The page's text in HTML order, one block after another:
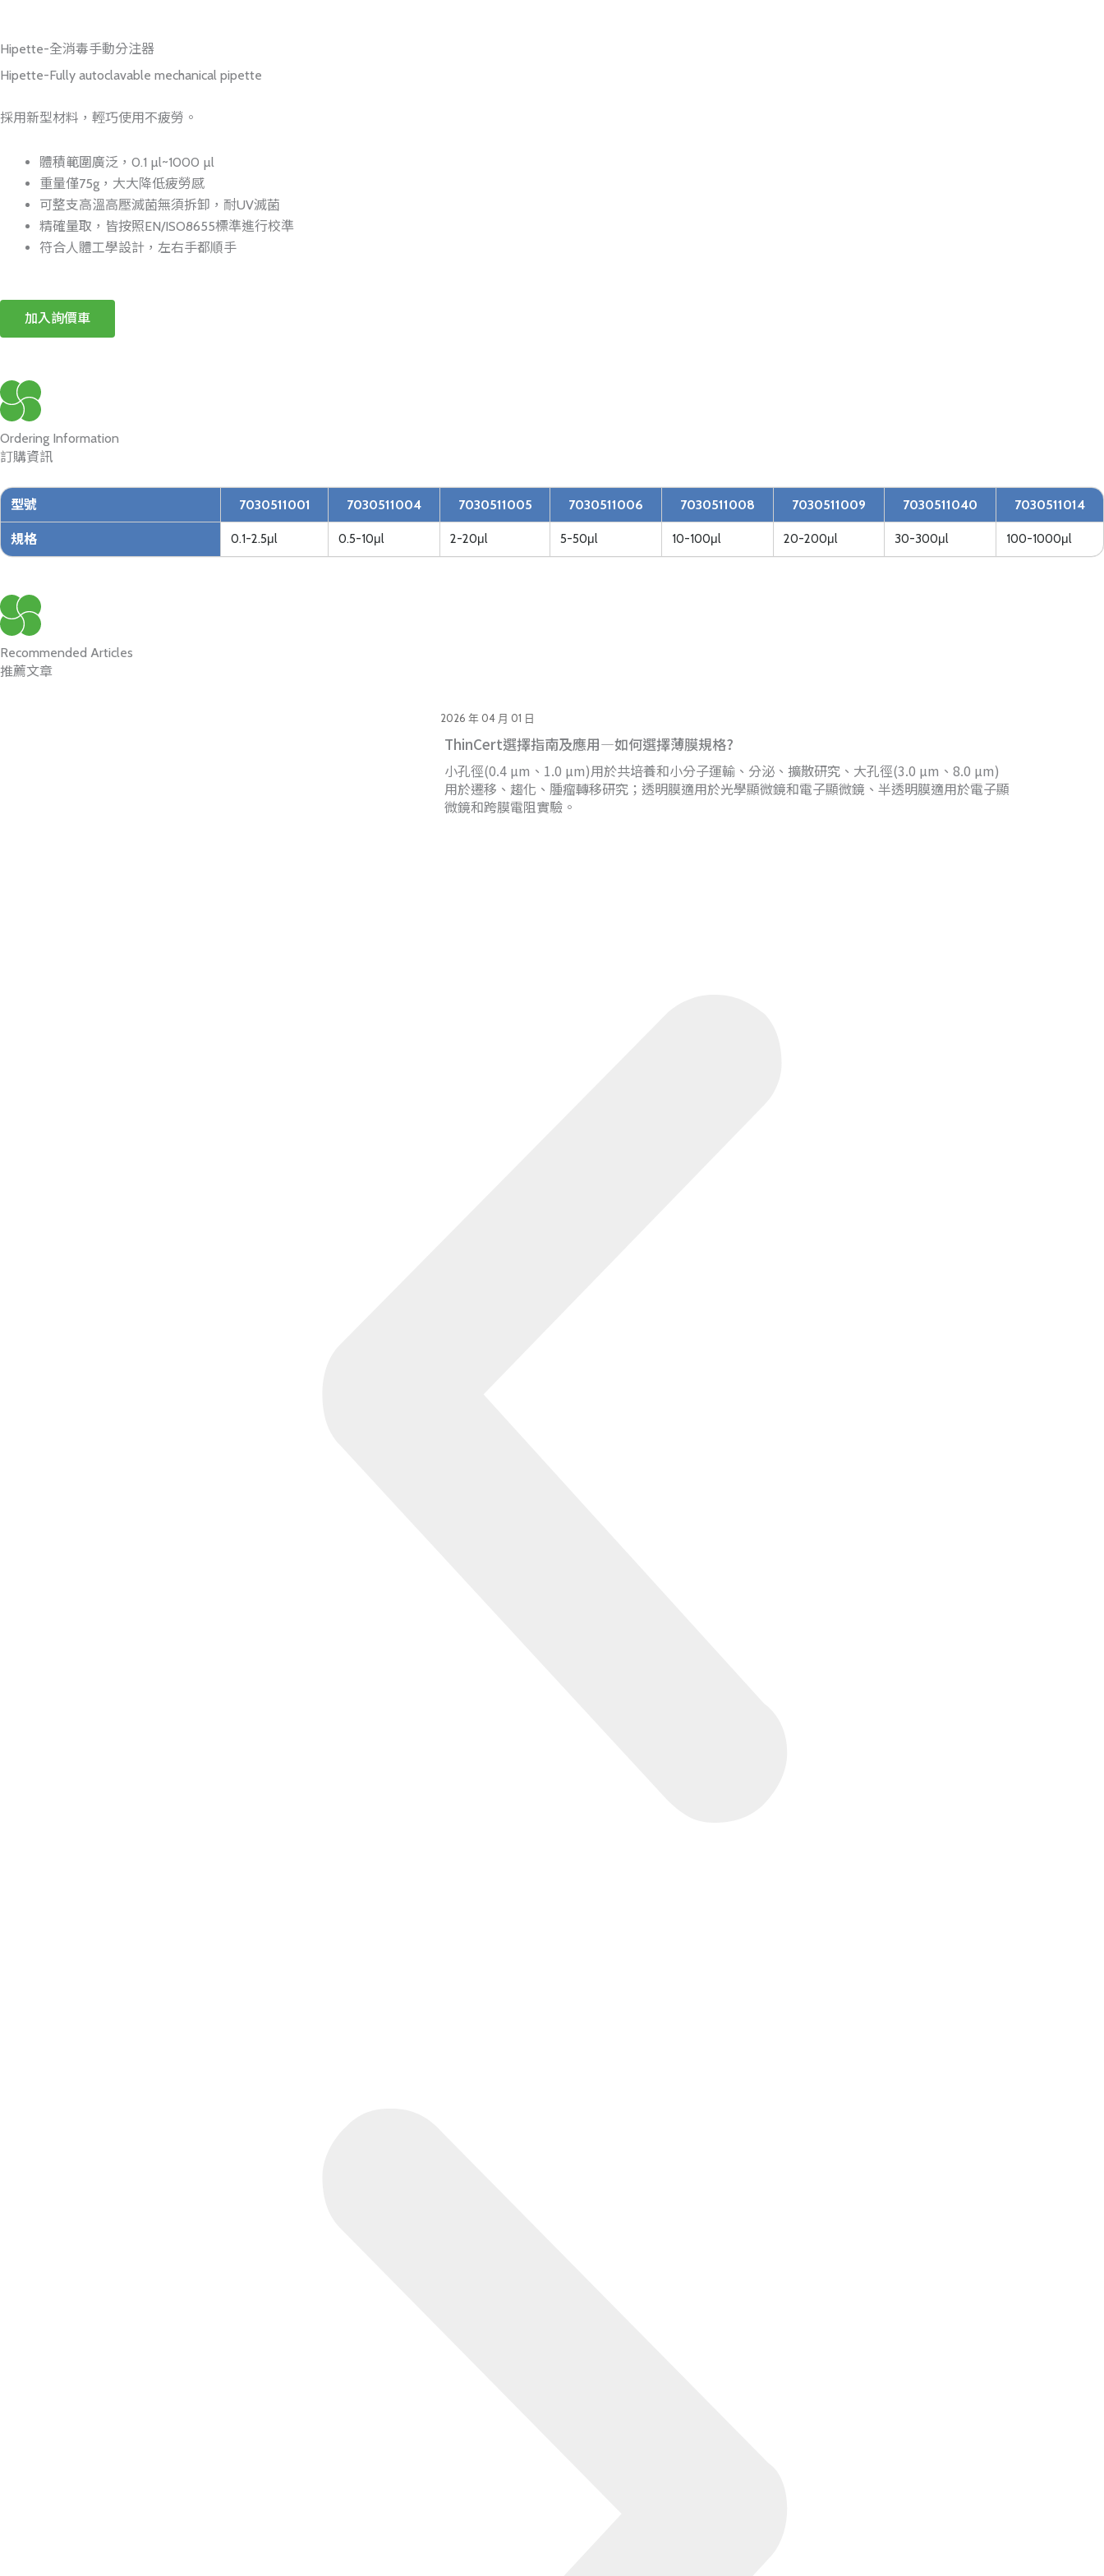
Hipette-全消毒手動分注器
Hipette-Fully autoclavable mechanical pipette
採用新型材料，輕巧使用不疲勞。
體積範圍廣泛，0.1 µl~1000 µl
重量僅75g，大大降低疲勞感
可整支高溫高壓滅菌無須拆卸，耐UV滅菌
精確量取，皆按照EN/ISO8655標準進行校準
符合人體工學設計，左右手都順手
加入詢價車
Ordering Information
訂購資訊
型號 7030511001 7030511004 7030511005 7030511006 7030511008 7030511009 7030511040 7030511014
規格 0.1-2.5μl 0.5-10μl 2-20μl 5-50μl 10-100μl 20-200μl 30-300μl 100-1000μl
Recommended Articles
推薦文章
2026 年 04 月 01 日
ThinCert選擇指南及應用—如何選擇薄膜規格?
小孔徑(0.4 µm、1.0 µm)用於共培養和小分子運輸、分泌、擴散研究、大孔徑(3.0 µm、8.0 µm)
用於遷移、趨化、腫瘤轉移研究；透明膜適用於光學顯微鏡和電子顯微鏡、半透明膜適用於電子顯
微鏡和跨膜電阻實驗。